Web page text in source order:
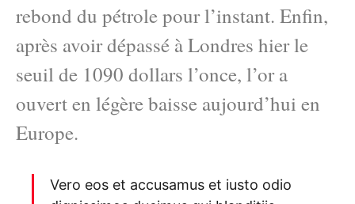
rebond du pétrole pour l’instant. Enfin,
après avoir dépassé à Londres hier le
seuil de 1090 dollars l’once, l’or a
ouvert en légère baisse aujourd’hui en
Europe.
Vero eos et accusamus et iusto odio